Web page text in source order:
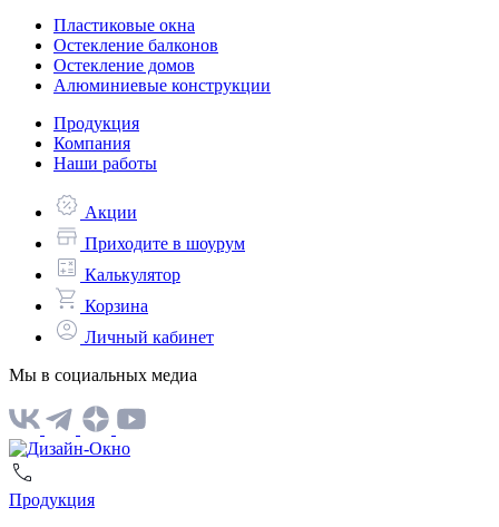
Пластиковые окна
Остекление балконов
Остекление домов
Алюминиевые конструкции
Продукция
Компания
Наши работы
Акции
Приходите в шоурум
Калькулятор
Корзина
Личный кабинет
Мы в социальных медиа
Продукция